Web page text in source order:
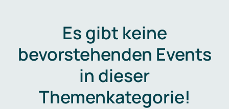
Es gibt keine
bevorstehenden Events
in dieser
Themenkategorie!